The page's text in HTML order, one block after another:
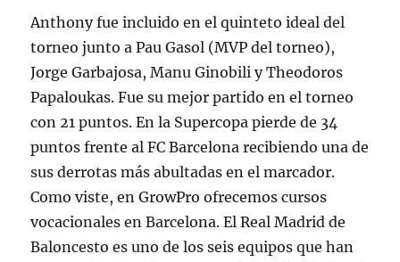
Anthony fue incluido en el quinteto ideal del
torneo junto a Pau Gasol (MVP del torneo),
Jorge Garbajosa, Manu Ginobili y Theodoros
Papaloukas. Fue su mejor partido en el torneo
con 21 puntos. En la Supercopa pierde de 34
puntos frente al FC Barcelona recibiendo una de
sus derrotas más abultadas en el marcador.
Como viste, en GrowPro ofrecemos cursos
vocacionales en Barcelona. El Real Madrid de
Baloncesto es uno de los seis equipos que han